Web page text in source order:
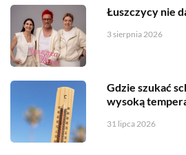
Łuszczycy nie
3 sierpnia 2026
Gdzie szukać
wysoką
31 lipca 2026